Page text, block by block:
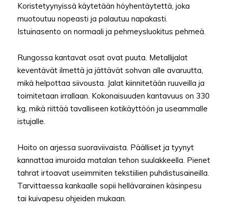
Koristetyynyissä käytetään höyhentäytettä, joka
muotoutuu nopeasti ja palautuu napakasti.
Istuinasento on normaali ja pehmeysluokitus pehmeä.
Rungossa kantavat osat ovat puuta. Metallijalat
keventävät ilmettä ja jättävät sohvan alle avaruutta,
mikä helpottaa siivousta. Jalat kiinnitetään ruuveilla ja
toimitetaan irrallaan. Kokonaisuuden kantavuus on 330
kg, mikä riittää tavalliseen kotikäyttöön ja useammalle
istujalle.
Hoito on arjessa suoraviivaista. Päälliset ja tyynyt
kannattaa imuroida matalan tehon suulakkeella. Pienet
tahrat irtoavat useimmiten tekstiilien puhdistusaineilla.
Tarvittaessa kankaalle sopii hellävarainen käsinpesu
tai kuivapesu ohjeiden mukaan.